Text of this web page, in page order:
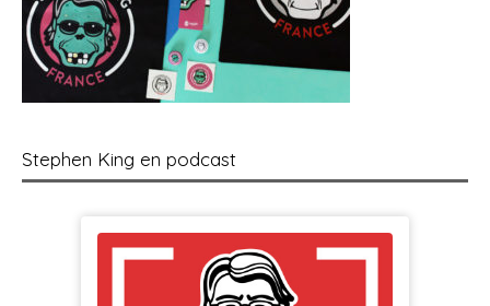
Stephen King en podcast